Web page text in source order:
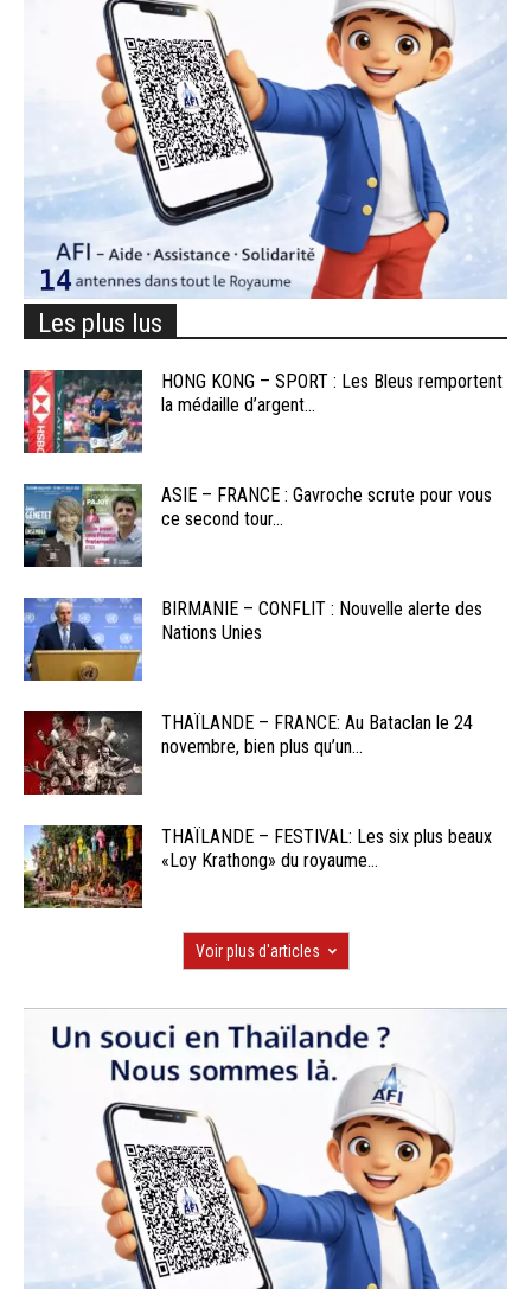
Les plus lus
HONG KONG – SPORT : Les Bleus remportent
la médaille d’argent...
ASIE – FRANCE : Gavroche scrute pour vous
ce second tour...
BIRMANIE – CONFLIT : Nouvelle alerte des
Nations Unies
THAÏLANDE – FRANCE: Au Bataclan le 24
novembre, bien plus qu’un...
THAÏLANDE – FESTIVAL: Les six plus beaux
«Loy Krathong» du royaume...
Voir plus d'articles